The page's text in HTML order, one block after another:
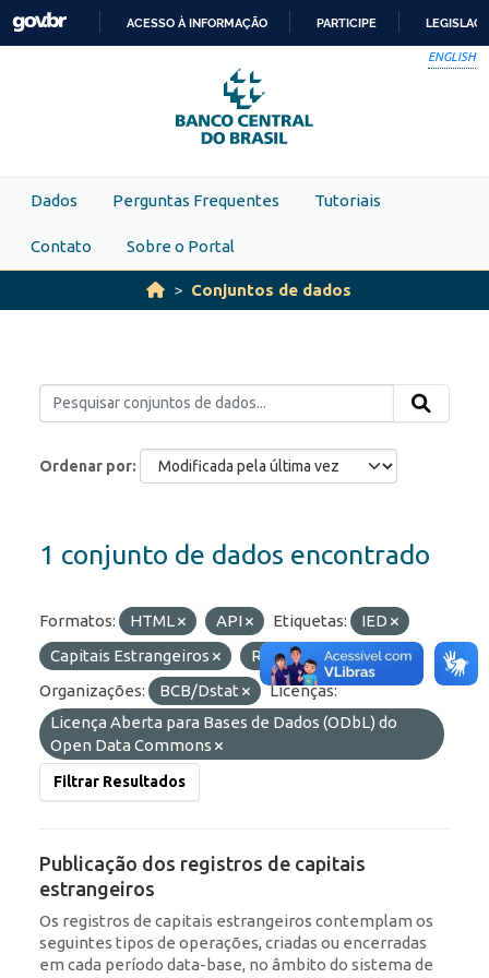
Skip to main content
PARA
O
CONTEÚDO
ACESSO À INFORMAÇÃO PARTICIPE
ENGLISH
Dados Perguntas Frequentes Tutoriais
Contato Sobre o Portal
Conjuntos de dados
Ordenar por
1 conjunto de dados encontrado
Formatos: HTML API Etiquetas:
IED
Capitais Estrangeiros
ROF
Portfólio
Organizações:
BCB/Dstat
Licenças:
Licença Aberta para Bases de Dados (ODbL) do
Open Data Commons
Filtrar Resultados
Publicação dos registros de capitais
estrangeiros
Os registros de capitais estrangeiros contemplam os
seguintes tipos de operações, criadas ou encerradas
em cada período data-base, no âmbito do sistema de